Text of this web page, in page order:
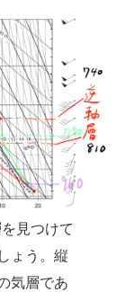
見つけて
ょう。縦
気層であ